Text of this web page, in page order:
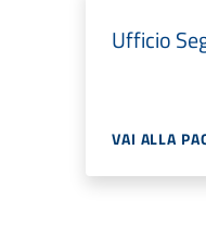
Ufficio
VAI ALLA